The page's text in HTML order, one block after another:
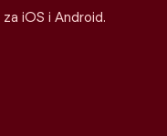
iOS i Android.